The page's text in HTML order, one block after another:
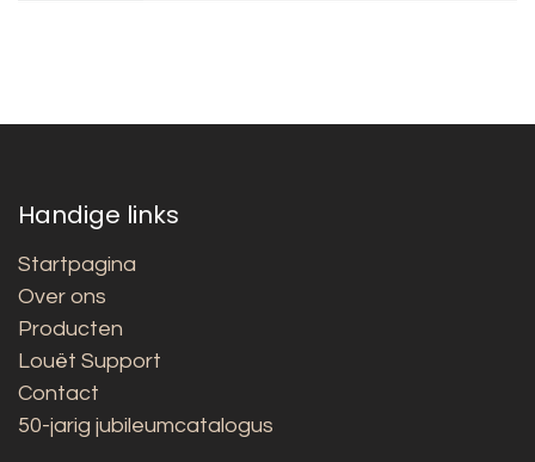
Handige links
Startpagina
Over ons
Producten
Louët Support
Contact
50-jarig jubileumcatalogus